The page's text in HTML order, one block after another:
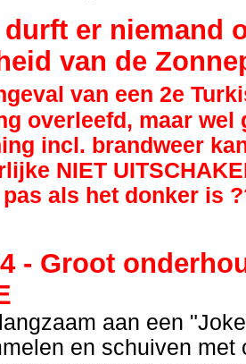
er niemand
van de
van een 2e
overleefd, maar wel
incl. brandweer
NIET
als het donker is
- Groot
aan een
en schuiven